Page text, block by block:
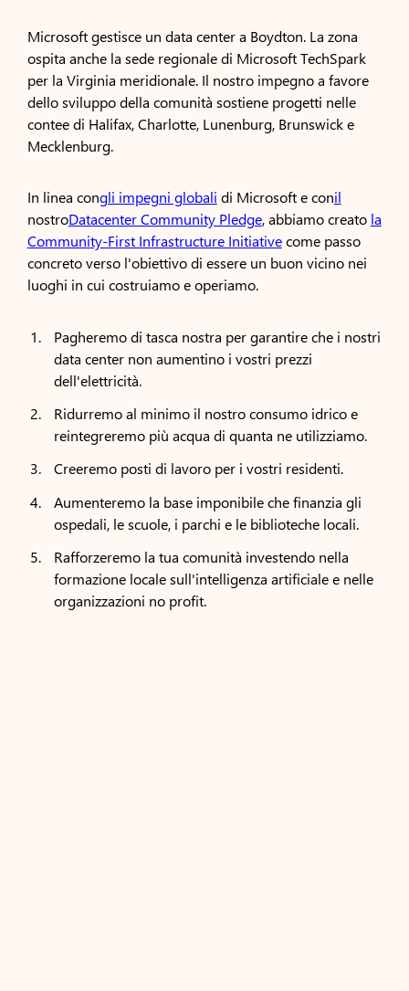
Microsoft gestisce un data center a Boydton. La zona
ospita anche la sede regionale di Microsoft TechSpark
per la Virginia meridionale. Il nostro impegno a favore
dello sviluppo della comunità sostiene progetti nelle
contee di Halifax, Charlotte, Lunenburg, Brunswick e
Mecklenburg.
In linea congli impegni globali di Microsoft e conil
nostroDatacenter Community Pledge, abbiamo creato la
Community-First Infrastructure Initiativecome passo
concreto verso l'obiettivo di essere un buon vicino nei
luoghi in cui costruiamo e operiamo.
Pagheremo di tasca nostra per garantire che i nostri
data center non aumentino i vostri prezzi
dell'elettricità.
Ridurremo al minimo il nostro consumo idrico e
reintegreremo più acqua di quanta ne utilizziamo.
Creeremo posti di lavoro per i vostri residenti.
Aumenteremo la base imponibile che finanzia gli
ospedali, le scuole, i parchi e le biblioteche locali.
Rafforzeremo la tua comunità investendo nella
formazione locale sull'intelligenza artificiale e nelle
organizzazioni no profit.